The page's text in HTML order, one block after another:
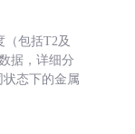
包括T2及
据，详细分
态下的金属